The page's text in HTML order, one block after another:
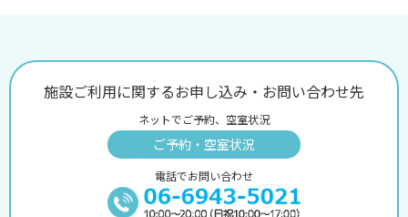
施設ご利用に関するお申し込み・お問い合わせ先
ネットでご予約、空室状況
ご予約・空室状況
電話でお問い合わせ